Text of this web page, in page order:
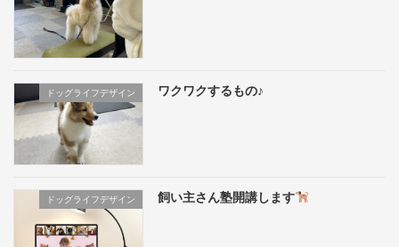
ドッグライフデザイン ワクワクするもの♪
ドッグライフデザイン 飼い主さん塾開講します